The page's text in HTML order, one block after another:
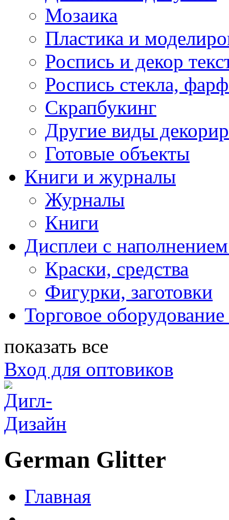
Мозаика
Пластика и
Роспись и декор
Роспись стекла,
Скрапбукинг
Другие виды
Готовые объекты
Книги и журналы
Журналы
Книги
Дисплеи с
Краски, средства
Фигурки, заготовки
Торговое
показать все
Вход для оптовиков
German Glitter
Главная